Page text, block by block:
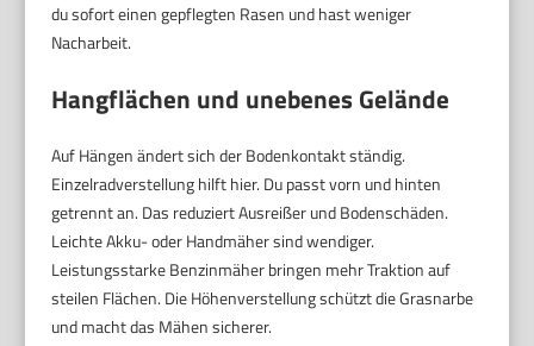
du sofort einen gepflegten Rasen und hast weniger
Nacharbeit.
Hangflächen und unebenes Gelände
Auf Hängen ändert sich der Bodenkontakt ständig.
Einzelradverstellung hilft hier. Du passt vorn und hinten
getrennt an. Das reduziert Ausreißer und Bodenschäden.
Leichte Akku- oder Handmäher sind wendiger.
Leistungsstarke Benzinmäher bringen mehr Traktion auf
steilen Flächen. Die Höhenverstellung schützt die Grasnarbe
und macht das Mähen sicherer.